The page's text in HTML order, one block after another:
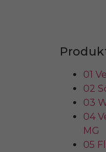
01
02
03
04
MG
05